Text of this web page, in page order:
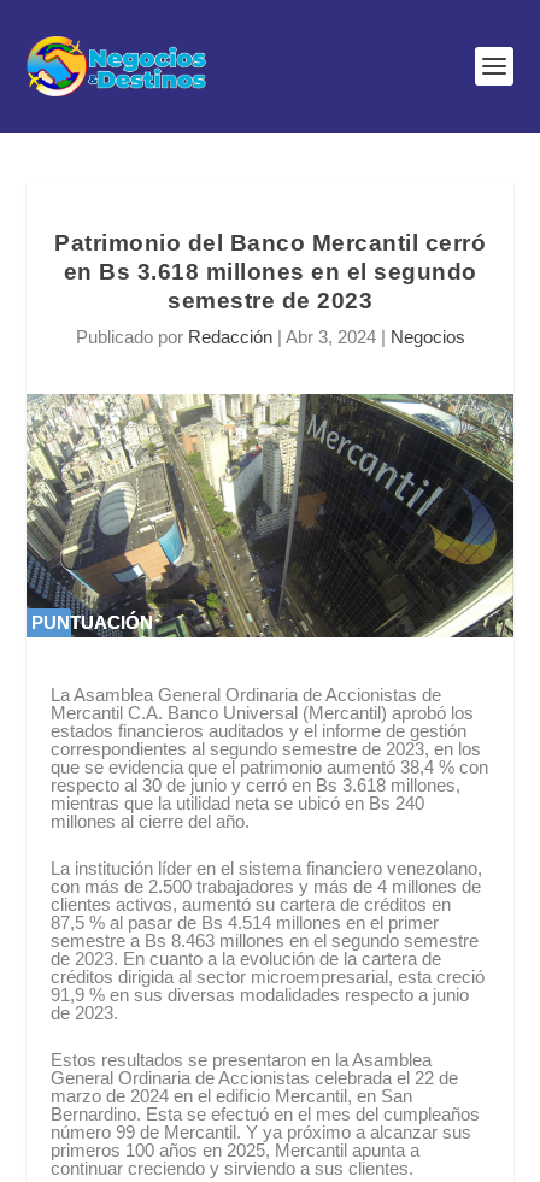
Patrimonio del Banco Mercantil cerró
en Bs 3.618 millones en el segundo
semestre de 2023
Publicado por Redacción| Abr 3, 2024| Negocios
PUNTUACIÓN
PUNTUACIÓN
La Asamblea General Ordinaria de Accionistas de
Mercantil C.A. Banco Universal (Mercantil) aprobó los
estados financieros auditados y el informe de gestión
correspondientes al segundo semestre de 2023, en los
que se evidencia que el patrimonio aumentó 38,4 % con
respecto al 30 de junio y cerró en Bs 3.618 millones,
mientras que la utilidad neta se ubicó en Bs 240
millones al cierre del año.
La institución líder en el sistema financiero venezolano,
con más de 2.500 trabajadores y más de 4 millones de
clientes activos, aumentó su cartera de créditos en
87,5 % al pasar de Bs 4.514 millones en el primer
semestre a Bs 8.463 millones en el segundo semestre
de 2023. En cuanto a la evolución de la cartera de
créditos dirigida al sector microempresarial, esta creció
91,9 % en sus diversas modalidades respecto a junio
de 2023.
Estos resultados se presentaron en la Asamblea
General Ordinaria de Accionistas celebrada el 22 de
marzo de 2024 en el edificio Mercantil, en San
Bernardino. Esta se efectuó en el mes del cumpleaños
número 99 de Mercantil. Y ya próximo a alcanzar sus
primeros 100 años en 2025, Mercantil apunta a
continuar creciendo y sirviendo a sus clientes.